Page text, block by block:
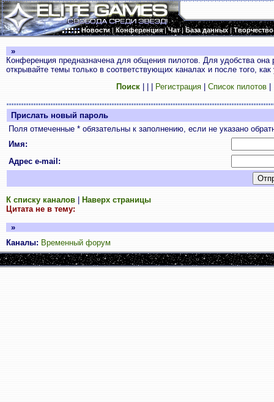
Новости|Конференция|Чат|База данных|Творчество
»
Конференция предназначена для общения пилотов. Для удобства
открывайте темы только в соответствующих каналах и после того,
Поиск
Регистрация Список пилотов
Прислать новый пароль
Поля отмеченные * обязательны к заполнению, если не указано
Имя:
Адрес e-mail:
К списку каналов
Наверх страницы
Цитата не в тему:
»
Каналы: Временный форум